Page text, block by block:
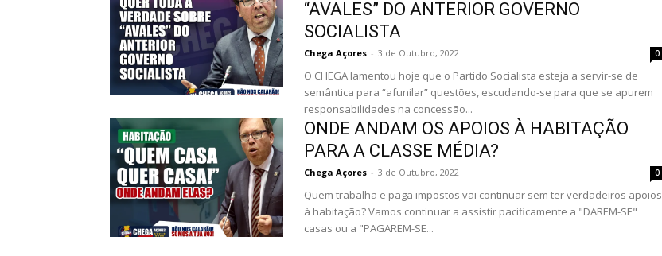
“AVALES” DO ANTERIOR GOVERNO
SOCIALISTA
Chega Açores - 3 de Outubro, 2022 0
O CHEGA lamentou hoje que o Partido Socialista esteja a servir-se de
semântica para “afunilar” questões, escudando-se para que se apurem
responsabilidades na concessão...
ONDE ANDAM OS APOIOS À HABITAÇÃO
PARA A CLASSE MÉDIA?
Chega Açores - 3 de Outubro, 2022 0
Quem trabalha e paga impostos vai continuar sem ter verdadeiros apoios
à habitação? Vamos continuar a assistir pacificamente a "DAREM-SE"
casas ou a "PAGAREM-SE...